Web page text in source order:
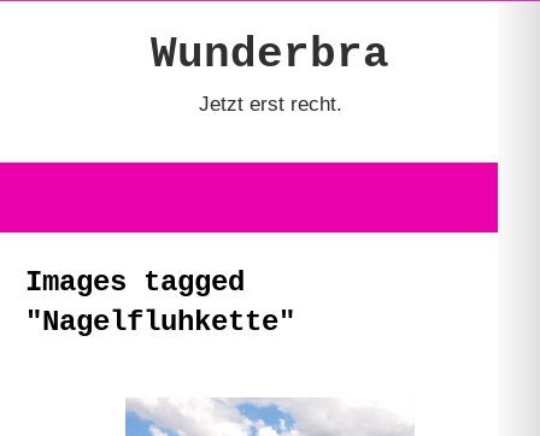
Wunderbra
Jetzt erst recht.
Images tagged
"Nagelfluhkette"